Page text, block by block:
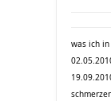
was ich